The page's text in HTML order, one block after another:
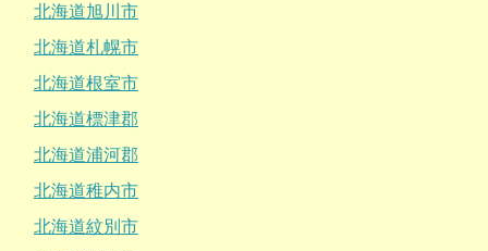
北海道旭川市
北海道札幌市
北海道根室市
北海道標津郡
北海道浦河郡
北海道稚内市
北海道紋別市